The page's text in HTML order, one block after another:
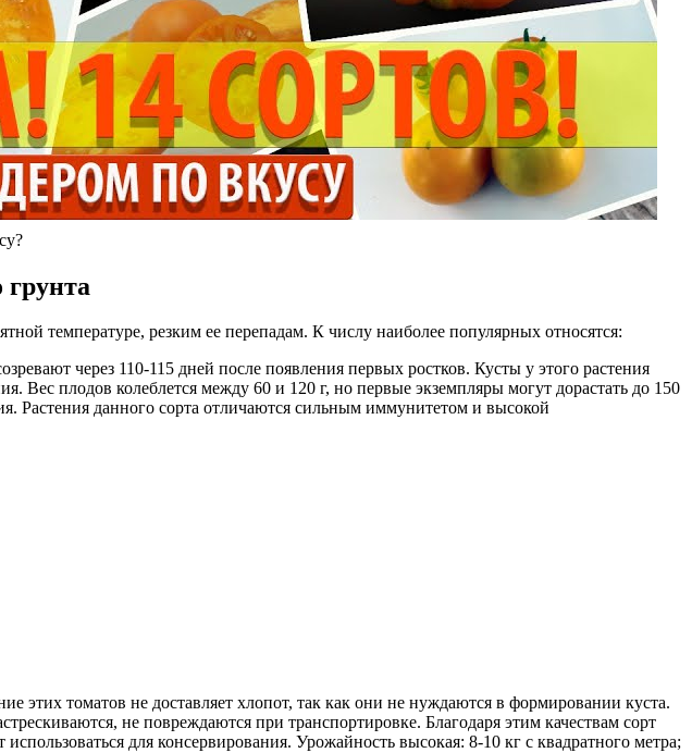
температуре, резким ее перепадам. К числу наиболее популярных относятся:
через 110-115 дней после появления первых ростков. Кусты у этого растения
плодов колеблется между 60 и 120 г, но первые экземпляры могут дорастать до 150
Растения данного сорта отличаются сильным иммунитетом и высокой
этих томатов не доставляет хлопот, так как они не нуждаются в формировании куста.
не повреждаются при транспортировке. Благодаря этим качествам сорт
для консервирования. Урожайность высокая: 8-10 кг с квадратного метра;